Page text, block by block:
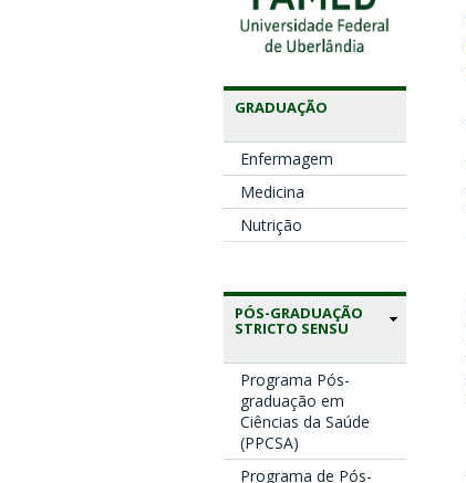
GRADUAÇÃO
Enfermagem
Medicina
Nutrição
PÓS-GRADUAÇÃO
STRICTO SENSU
Programa Pós-
graduação em
Ciências da Saúde
(PPCSA)
Programa de Pós-